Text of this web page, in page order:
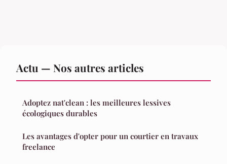
Actu — Nos autres articles
Adoptez nat'clean : les meilleures lessives
écologiques durables
Les avantages d'opter pour un courtier en travaux
freelance